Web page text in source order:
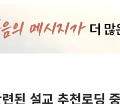
된 설교 추천로딩